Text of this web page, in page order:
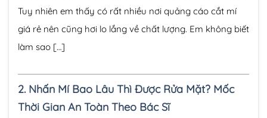
Tuy nhiên em thấy có rất nhiều nơi quảng cáo cắt mí
giá rẻ nên cũng hơi lo lắng về chất lượng. Em không biết
làm sao […]
2. Nhấn Mí Bao Lâu Thì Được Rửa Mặt? Mốc
Thời Gian An Toàn Theo Bác Sĩ